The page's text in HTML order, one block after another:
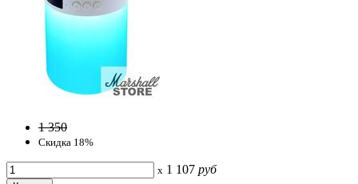
1 350
Скидка 18%
x 1 107 руб